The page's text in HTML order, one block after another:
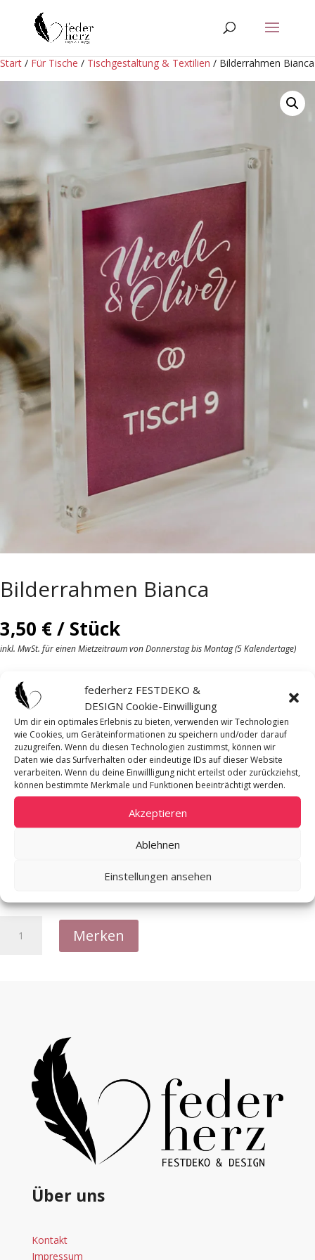
federherz FESTDEKO &
DESIGN Cookie-Einwilligung
Um dir ein optimales Erlebnis zu bieten, verwenden wir Technologien
wie Cookies, um Geräteinformationen zu speichern und/oder darauf
zuzugreifen. Wenn du diesen Technologien zustimmst, können wir
Daten wie das Surfverhalten oder eindeutige IDs auf dieser Website
verarbeiten. Wenn du deine Einwillligung nicht erteilst oder zurückziehst,
können bestimmte Merkmale und Funktionen beeinträchtigt werden.
Akzeptieren
Ablehnen
Einstellungen ansehen
Start / Für Tische / Tischgestaltung & Textilien / Bilderrahmen Bianca
Bilderrahmen Bianca
3,50 €/ Stück
inkl. MwSt. für einen Mietzeitraum von Donnerstag bis Montag (5 Kalendertage)
In Bianca kannst du deine Papeterie im Format
auf den Tischstellen.
Mietpreis pro
Stück
Verfügbare Menge
11
Material
Bilderrahmen
Bianca
Merken
Über uns
Kontakt
Impressum